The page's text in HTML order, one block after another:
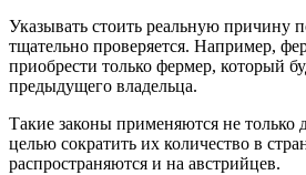
Указывать стоить реальную причину
тщательно проверяется. Например,
приобрести только фермер, который
предыдущего владельца.
Такие законы применяются не только
целью сократить их количество в
распространяются и на австрийцев.